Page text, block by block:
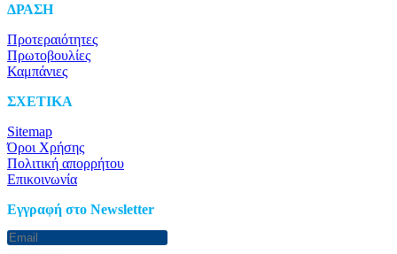
ΔΡΑΣΗ
Προτεραιότητες
Πρωτοβουλίες
Καμπάνιες
ΣΧΕΤΙΚΑ
Sitemap
Όροι Χρήσης
Πολιτική απορρήτου
Επικοινωνία
Eγγραφή στο Newsletter